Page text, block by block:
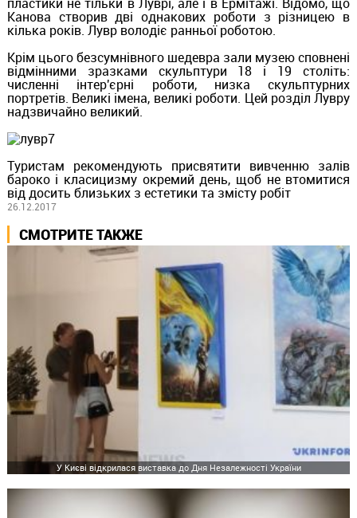
Канова створив дві однакових роботи з різницею в
кілька років. Лувр володіє ранньої роботою.
Крім цього безсумнівного шедевра зали музею сповнені
відмінними зразками скульптури 18 і 19 століть:
численні інтер'єрні роботи, низка скульптурних
портретів. Великі імена, великі роботи. Цей розділ Лувру
надзвичайно великий.
Туристам рекомендують присвятити вивченню залів
бароко і класицизму окремий день, щоб не втомитися
від досить близьких з естетики та змісту робіт
26.12.2017
СМОТРИТЕ ТАКЖЕ
У Києві відкрилася виставка до Дня Незалежності України